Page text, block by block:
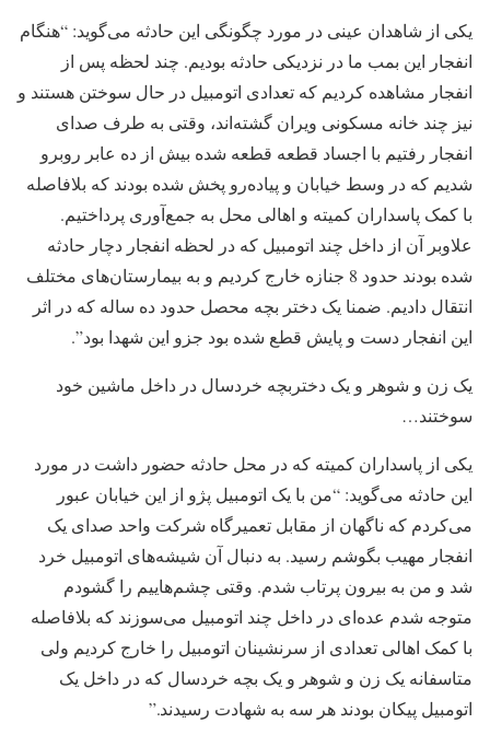
یکی از شاهدان عینی در مورد چگونگی این حادثه می‌گوید: “هنگام
انفجار این بمب ما در نزدیکی حادثه بودیم. چند لحظه پس از
انفجار مشاهده کردیم که تعدادی اتومبیل در حال سوختن هستند و
نیز چند خانه مسکونی ویران گشته‌اند، وقتی به طرف صدای
انفجار رفتیم با اجساد قطعه قطعه شده بیش از ده عابر روبرو
شدیم که در وسط خیابان و پیاده‌رو پخش شده بودند که بلافاصله
با کمک پاسداران کمیته و اهالی محل به جمع‌آوری پرداختیم.
علاو‌بر آن از داخل چند اتومبیل که در لحظه انفجار دچار حادثه
شده بودند حدود 8 جنازه خارج کردیم و به بیمارستان‌های مختلف
انتقال دادیم. ضمنا یک دختر بچه محصل حدود ده ساله که در اثر
این انفجار دست و پایش قطع شده بود جزو این شهدا بود”.
یک زن و شوهر و یک دختربچه خردسال در داخل ماشین خود
سوختند…
یکی از پاسداران کمیته که در محل حادثه حضور داشت در مورد
این حادثه می‌گوید: “من با یک اتومبیل پژو از این خیابان عبور
می‌کردم که ناگهان از مقابل تعمیرگاه شرکت واحد صدای یک
انفجار مهیب بگوشم رسید. به دنبال آن شیشه‌های اتومبیل خرد
شد و من به بیرون پرتاب شدم. وقتی چشم‌هاییم را گشودم
متوجه شدم عده‌ای در داخل چند اتومبیل می‌سوزند که بلافاصله
با کمک اهالی تعدادی از سرنشینان اتومبیل را خارج کردیم ولی
متاسفانه یک زن و شوهر و یک بچه خردسال که در داخل یک
اتومبیل پیکان بودند هر سه به شهادت رسیدند.”